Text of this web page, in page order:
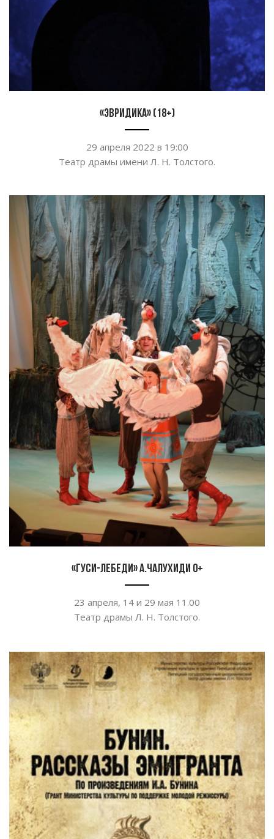
«ЭВРИДИКА» (18+)
29 апреля 2022 в 19:00
Театр драмы имени Л. Н. Толстого.
«Гуси-лебеди» А.Чалухиди 0+
23 апреля, 14 и 29 мая 11.00
Театр драмы Л. Н. Толстого.